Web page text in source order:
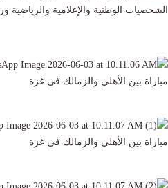
الشخصيات الوطنية والإعلامية
مباراة بين الأهلي والزمالك في غزة
مباراة بين الأهلي والزمالك في غزة